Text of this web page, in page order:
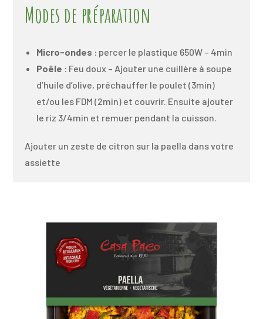
Modes de préparation
Micro-ondes : percer le plastique 650W – 4min
Poêle : Feu doux – Ajouter une cuillère à soupe
d’huile d’olive, préchauffer le poulet (3min)
et/ou les FDM (2min) et couvrir. Ensuite ajouter
le riz 3/4min et remuer pendant la cuisson.
Ajouter un zeste de citron sur la paella dans votre
assiette